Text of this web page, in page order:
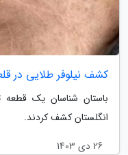
کشف نیلوفر طلایی در
باستان شناسان یک قطعه
انگلستان کشف کردند.
26 دی 1403